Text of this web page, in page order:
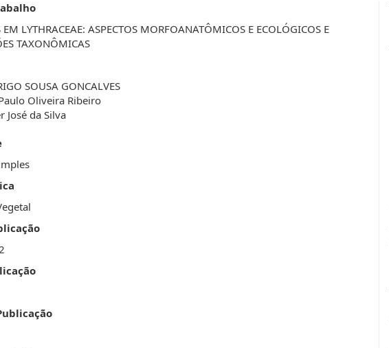
EM LYTHRACEAE: ASPECTOS MORFOANATÔMICOS E ECOLÓGICOS E
TAXONÔMICAS
SOUSA GONCALVES
Oliveira Ribeiro
José da Silva